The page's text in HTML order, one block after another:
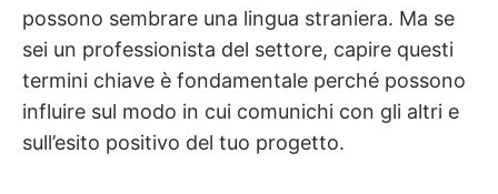
possono sembrare una lingua straniera. Ma se
sei un professionista del settore, capire questi
termini chiave è fondamentale perché possono
influire sul modo in cui comunichi con gli altri e
sull’esito positivo del tuo progetto.